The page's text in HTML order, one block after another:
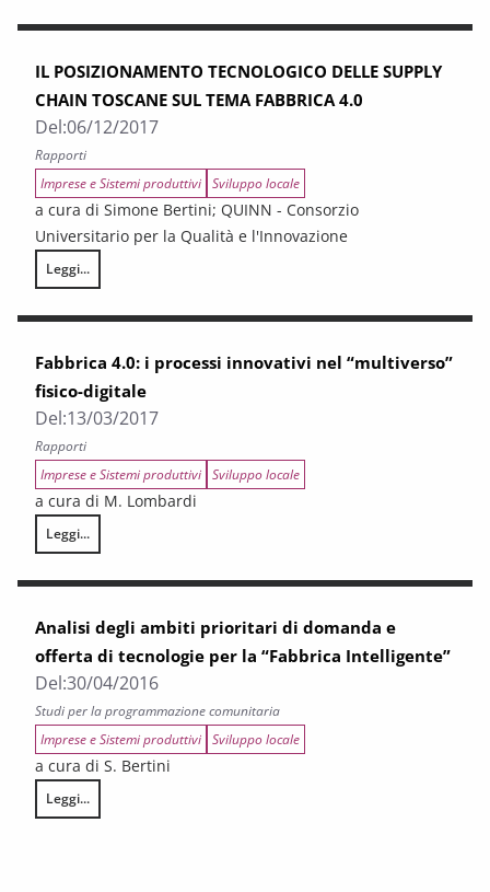
IL POSIZIONAMENTO TECNOLOGICO DELLE SUPPLY
CHAIN TOSCANE SUL TEMA FABBRICA 4.0
Del:06/12/2017
Rapporti
Imprese e Sistemi produttivi Sviluppo locale
a cura di Simone Bertini; QUINN - Consorzio
Universitario per la Qualità e l'Innovazione
Leggi...
IL POSIZIONAMENTO TECNOLOGICO DELLE SUPPLY CHAIN TOSCANE
Fabbrica 4.0: i processi innovativi nel “multiverso”
fisico-digitale
Del:13/03/2017
Rapporti
Imprese e Sistemi produttivi Sviluppo locale
a cura di M. Lombardi
Leggi...
Fabbrica 4.0: i processi innovativi nel “multiverso” fisico-digitale
Analisi degli ambiti prioritari di domanda e
offerta di tecnologie per la “Fabbrica Intelligente”
Del:30/04/2016
Studi per la programmazione comunitaria
Imprese e Sistemi produttivi Sviluppo locale
a cura di S. Bertini
Leggi...
Analisi degli ambiti prioritari di domanda e offerta di tecnologie per la